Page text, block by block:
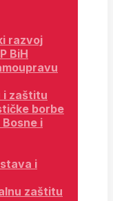
razvoj
BiH
i zaštitu
borbe
i
i
zaštitu